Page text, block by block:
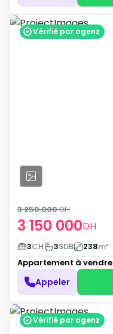
Vérifié par agenz
3 150 000DH
3 250 000DH
3CH 3SDB 238m²
Appartement à vendre
Appeler
Vérifié par agenz